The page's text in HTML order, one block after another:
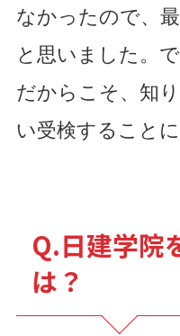
なかったので、
と思いました。
だからこそ、知
い受検することに
Q.日建学院
は？